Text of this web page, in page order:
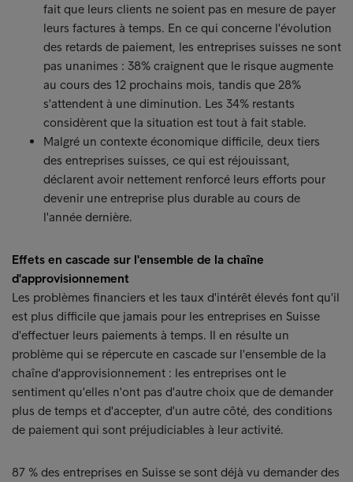
fait que leurs clients ne soient pas en mesure de payer
leurs factures à temps. En ce qui concerne l'évolution
des retards de paiement, les entreprises suisses ne sont
pas unanimes : 38% craignent que le risque augmente
au cours des 12 prochains mois, tandis que 28%
s'attendent à une diminution. Les 34% restants
considèrent que la situation est tout à fait stable.
Malgré un contexte économique difficile, deux tiers
des entreprises suisses, ce qui est réjouissant,
déclarent avoir nettement renforcé leurs efforts pour
devenir une entreprise plus durable au cours de
l'année dernière.
Effets en cascade sur l'ensemble de la chaîne
d'approvisionnement
Les problèmes financiers et les taux d'intérêt élevés font qu'il
est plus difficile que jamais pour les entreprises en Suisse
d'effectuer leurs paiements à temps. Il en résulte un
problème qui se répercute en cascade sur l'ensemble de la
chaîne d'approvisionnement : les entreprises ont le
sentiment qu'elles n'ont pas d'autre choix que de demander
plus de temps et d'accepter, d'un autre côté, des conditions
de paiement qui sont préjudiciables à leur activité.
87 % des entreprises en Suisse se sont déjà vu demander des